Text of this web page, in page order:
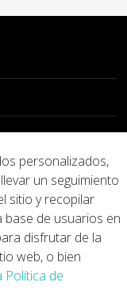
personalizados,
un seguimiento
sitio y recopilar
de usuarios en
disfrutar de la
web, o bien
Política de